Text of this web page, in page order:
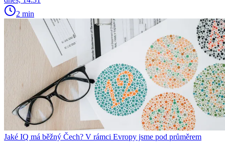
2 min
Jaké IQ má běžný Čech? V rámci Evropy jsme pod průměrem